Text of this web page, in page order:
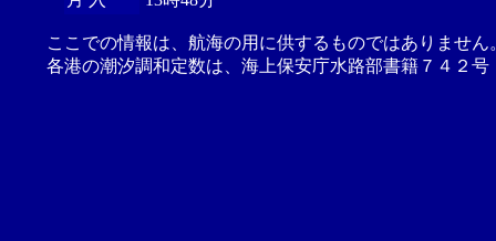
ここでの情報は、航海の用に供するものではありませ
各港の潮汐調和定数は、海上保安庁水路部書籍７４２